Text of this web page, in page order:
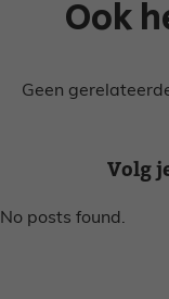
Ook
Geen
Volg
No posts found.